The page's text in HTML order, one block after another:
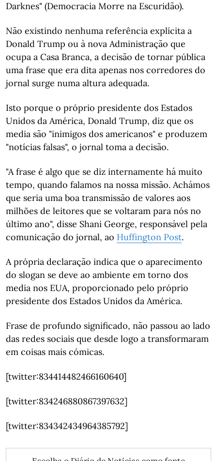
Darknes" (Democracia Morre na Escuridão).
Não existindo nenhuma referência explícita a
Donald Trump ou à nova Administração que
ocupa a Casa Branca, a decisão de tornar pública
uma frase que era dita apenas nos corredores do
jornal surge numa altura adequada.
Isto porque o próprio presidente dos Estados
Unidos da América, Donald Trump, diz que os
media são "inimigos dos americanos" e produzem
"notícias falsas", o jornal toma a decisão.
"A frase é algo que se diz internamente há muito
tempo, quando falamos na nossa missão. Achámos
que seria uma boa transmissão de valores aos
milhões de leitores que se voltaram para nós no
último ano", disse Shani George, responsável pela
comunicação do jornal, ao Huffington Post.
A própria declaração indica que o aparecimento
do slogan se deve ao ambiente em torno dos
media nos EUA, proporcionado pelo próprio
presidente dos Estados Unidos da América.
Frase de profundo significado, não passou ao lado
das redes sociais que desde logo a transformaram
em coisas mais cómicas.
[twitter:834414482466160640]
[twitter:834246880867397632]
[twitter:834342434964385792]